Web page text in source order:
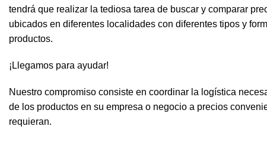
tendrá que realizar la tediosa tarea de buscar y comparar
ubicados en diferentes localidades con diferentes tipos y
productos.
¡Llegamos para ayudar!
Nuestro compromiso consiste en coordinar la logística
de los productos en su empresa o negocio a precios
requieran.